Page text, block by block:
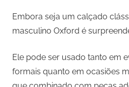
Embora seja um calçado
masculino Oxford é
Ele pode ser usado tanto em
formais quanto em ocasiões